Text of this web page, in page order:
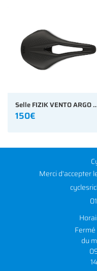
Selle FIZIK VENTO
150€
Merci d'accepter
du